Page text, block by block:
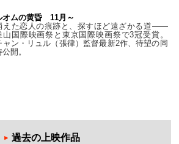
オムの黄昏 11月～
えた恋人の痕跡と、探すほど遠ざかる道——
山国際映画祭と東京国際映画祭で3冠受賞。
ャン・リュル（張律）監督最新2作、待望の同
公開。
過去の上映作品